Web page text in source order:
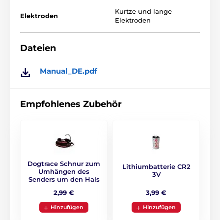
Elektroden
Kurtze und lange
Elektroden
Dateien
Manual_DE.pdf
Empfohlenes Zubehör
Dogtrace Schnur zum
Umhängen des
Senders um den Hals
2,99 €
Hinzufügen
Lithiumbatterie CR2
3V
3,99 €
Hinzufügen